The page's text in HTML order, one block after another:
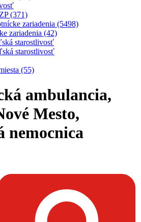
(371)
zariadenia (5498)
zariadenia (42)
starostlivosť
starostlivosť
(55)
ambulancia,
Mesto,
nemocnica